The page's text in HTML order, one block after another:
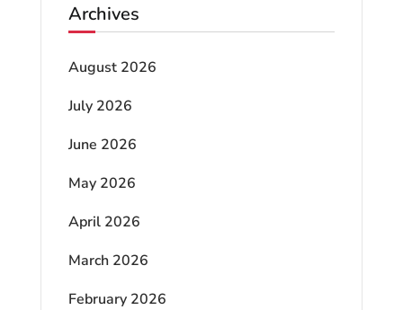
Archives
August 2026
July 2026
June 2026
May 2026
April 2026
March 2026
February 2026